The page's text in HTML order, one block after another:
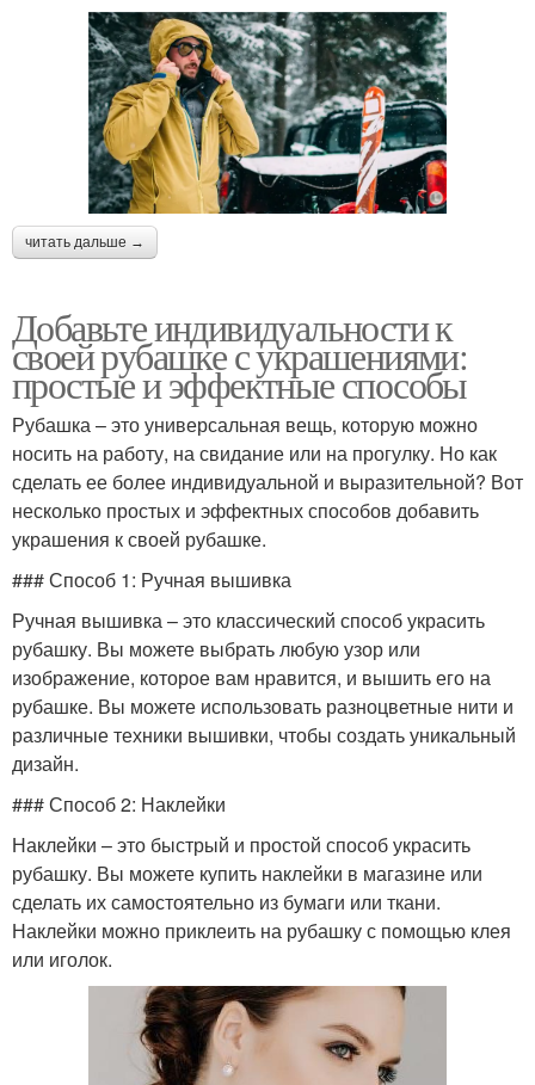
читать дальше →
Добавьте индивидуальности к
своей рубашке с украшениями:
простые и эффектные способы
Рубашка – это универсальная вещь, которую можно
носить на работу, на свидание или на прогулку. Но как
сделать ее более индивидуальной и выразительной? Вот
несколько простых и эффектных способов добавить
украшения к своей рубашке.
### Способ 1: Ручная вышивка
Ручная вышивка – это классический способ украсить
рубашку. Вы можете выбрать любую узор или
изображение, которое вам нравится, и вышить его на
рубашке. Вы можете использовать разноцветные нити и
различные техники вышивки, чтобы создать уникальный
дизайн.
### Способ 2: Наклейки
Наклейки – это быстрый и простой способ украсить
рубашку. Вы можете купить наклейки в магазине или
сделать их самостоятельно из бумаги или ткани.
Наклейки можно приклеить на рубашку с помощью клея
или иголок.